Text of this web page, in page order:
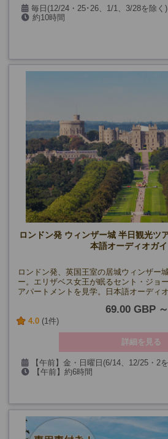
毎日(12/24・25･26、1/1、3/28を除く)
約10時間
ロンドン発 ウィンザー城 半日観光ツ
本語オーディオガ
ロンドン発、英国王室の居城ウィンザー
ー。エリザベス女王が眠るセント・ジョ
アパートメントを見学。日本語オーディ
69.00 GBP
4.0 (1件)
詳細を見る
【午前】金・日曜日(6/14、12/25・2
【午後】月・木～日曜日(6/14・15、12/
【午前】約6時間